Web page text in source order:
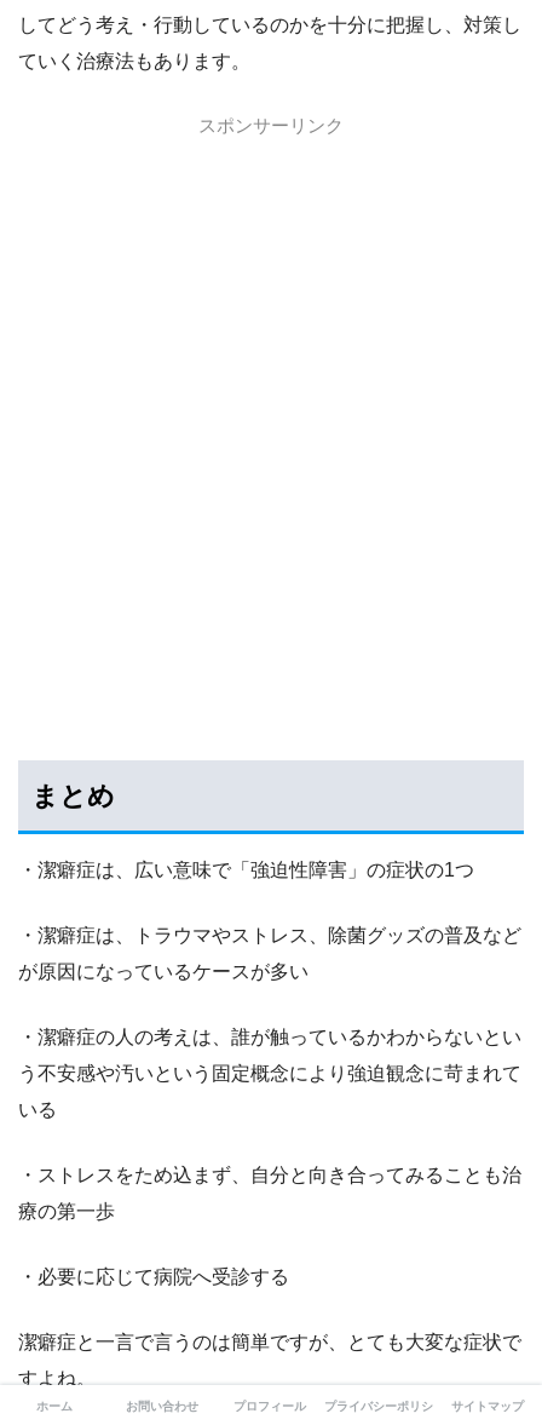
してどう考え・行動しているのかを十分に把握し、対策し
ていく治療法もあります。
スポンサーリンク
まとめ
・潔癖症は、広い意味で「強迫性障害」の症状の1つ
・潔癖症は、トラウマやストレス、除菌グッズの普及など
が原因になっているケースが多い
・潔癖症の人の考えは、誰が触っているかわからないとい
う不安感や汚いという固定概念により強迫観念に苛まれて
いる
・ストレスをため込まず、自分と向き合ってみることも治
療の第一歩
・必要に応じて病院へ受診する
潔癖症と一言で言うのは簡単ですが、とても大変な症状で
すよね。
ホーム お問い合わせ プロフィール プライバシーポリシー サイトマップ